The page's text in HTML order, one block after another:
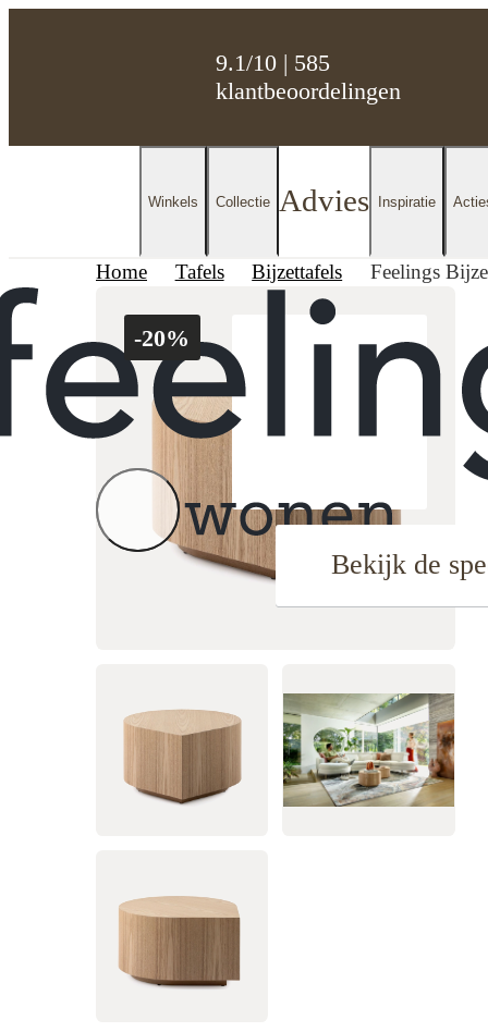
9.1/10 | 585
klantbeoordelingen
Winkels Collectie Advies Inspiratie
Home Tafels Bijzettafels Feelings
-20%
Bekijk de